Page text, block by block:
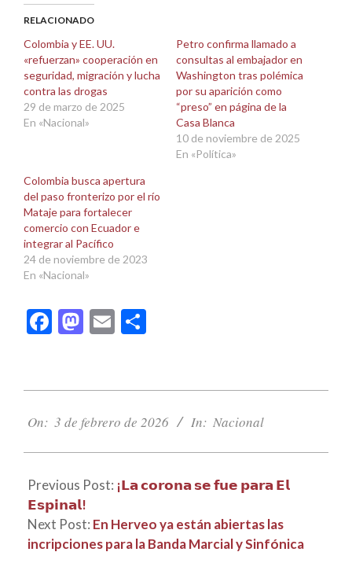
(Se
abre
una
ventana
nueva)
(Se
abre
una
ventana
nueva)
RELACIONADO
Colombia y EE. UU.
«refuerzan» cooperación en
seguridad, migración y lucha
contra las drogas
29 de marzo de 2025
En «Nacional»
Petro confirma llamado a
consultas al embajador en
Washington tras polémica
por su aparición como
“preso” en página de la
Casa Blanca
10 de noviembre de 2025
En «Política»
Colombia busca apertura
del paso fronterizo por el río
Mataje para fortalecer
comercio con Ecuador e
integrar al Pacífico
24 de noviembre de 2023
En «Nacional»
Facebook
Mastodon
Email
02-
On: 3 de febrero de 2026 In: Nacional
Previous Post: ¡𝗟𝗮 𝗰𝗼𝗿𝗼𝗻𝗮 𝘀𝗲 𝗳𝘂𝗲 𝗽𝗮𝗿𝗮 𝗘𝗹
𝗘𝘀𝗽𝗶𝗻𝗮𝗹!
Next Post: En Herveo ya están abiertas las
incripciones para la Banda Marcial y Sinfónica